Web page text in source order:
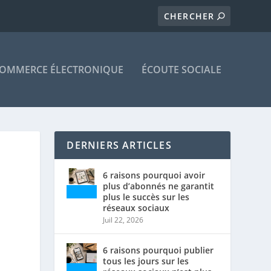
ÉLECTRONIQUE ÉCOUTE SOCIALE
DERNIERS ARTICLES
6 raisons pourquoi avoir
plus d’abonnés ne garantit
plus le succès sur les
réseaux sociaux
Juil 22, 2026
6 raisons pourquoi publier
tous les jours sur les